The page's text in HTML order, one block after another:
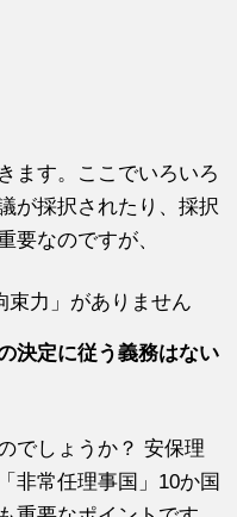
ます。ここでいろいろ
が採択されたり、採択
要なのですが、
束力」がありません
決定に従う義務はない
でしょうか？ 安保理
非常任理事国」10か国